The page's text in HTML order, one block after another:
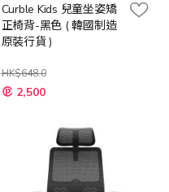
Curble Kids 兒童坐姿矯
正椅背-黑色 ( 韓國制造
原裝行貨 )
HK$648.0
特
殊 2,500